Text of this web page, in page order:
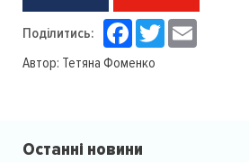
Поділитись: Facebook
Twitter
Автор: Тетяна Фоменко
Останні новини